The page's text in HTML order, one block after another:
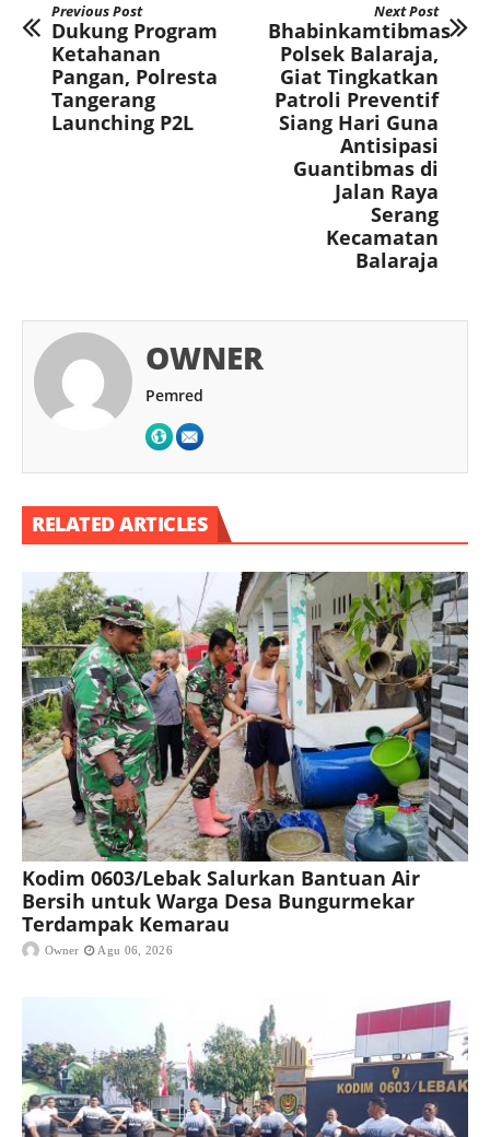
Previous Post
Dukung Program
Ketahanan
Pangan, Polresta
Tangerang
Launching P2L
Next Post
Bhabinkamtibmas
Polsek Balaraja,
Giat Tingkatkan
Patroli Preventif
Siang Hari Guna
Antisipasi
Guantibmas di
Jalan Raya
Serang
Kecamatan
Balaraja
OWNER
Pemred
RELATED ARTICLES
Kodim 0603/Lebak Salurkan Bantuan Air
Bersih untuk Warga Desa Bungurmekar
Terdampak Kemarau
Owner Agu 06, 2026